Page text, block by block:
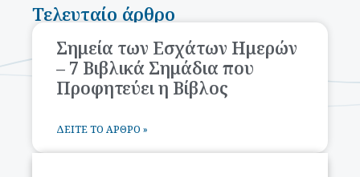
Τελευταίο άρθρο
Σημεία των Εσχάτων Ημερών
– 7 Βιβλικά Σημάδια που
Προφητεύει η Βίβλος
ΔΕΊΤΕ ΤΟ ΆΡΘΡΟ »